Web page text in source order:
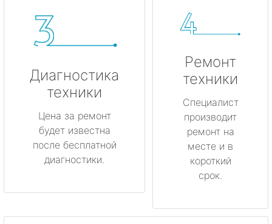
Диагностика
техники
Цена за ремонт
будет известна
после бесплатной
диагностики.
Ремонт
техники
Специалист
производит
ремонт на
месте и в
короткий
срок.